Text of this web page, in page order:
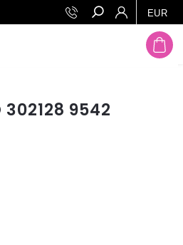
EUR
Hľadať
302128 9542